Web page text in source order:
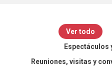
Ver todo
Espectáculos
Reuniones, visitas y